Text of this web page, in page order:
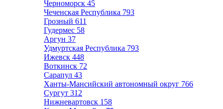
Черноморск 45
Чеченская Республика 793
Грозный 611
Гудермес 58
Аргун 37
Удмуртская Республика 793
Ижевск 448
Воткинск 72
Сарапул 43
Ханты-Мансийский автономный округ 766
Сургут 312
Нижневартовск 158